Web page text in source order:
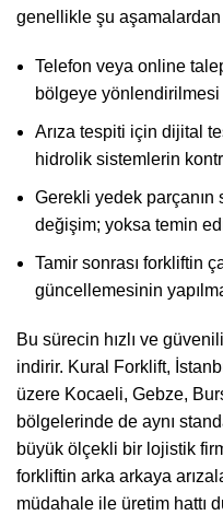
genellikle şu
Telefon veya online
bölgeye yönlendirilmesi
Arıza tespiti için dijital
hidrolik sistemlerin
Gerekli yedek parçanın
değişim; yoksa temin
Tamir sonrası forkliftin
güncellemesinin
Bu sürecin hızlı ve
indirir. Kural Forklift,
üzere Kocaeli, Gebze,
bölgelerinde de aynı
büyük ölçekli bir lojistik
forkliftin arka arkaya
müdahale ile üretim hattı